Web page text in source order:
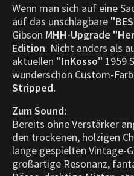
Wenn man sich auf eine
auf das unschlagbare
Gibson MHH-Upgrade
Edition. Nicht anders als
aktuellen "InKosso" 1959
wunderschön Custom-
Stripped.
Zum Sound:
Bereits ohne Verstärker
den trockenen, holzigen
lange gespielten Vintage-
großartige Resonanz,